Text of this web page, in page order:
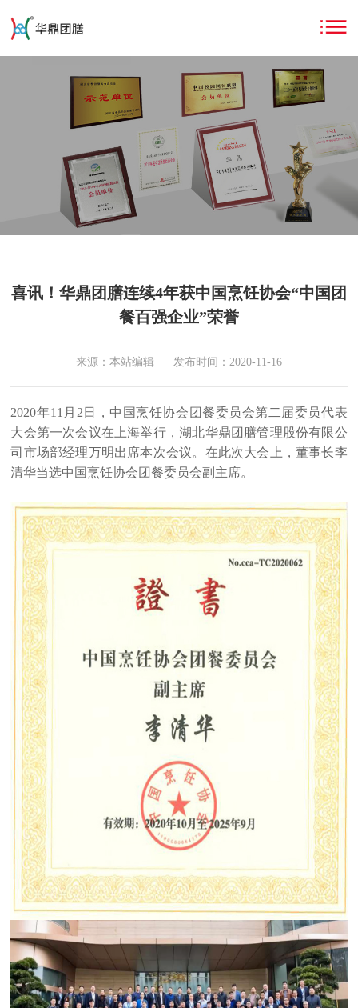
喜讯！华鼎团膳连续4年获中国烹饪协会“中国团
餐百强企业”荣誉
来源：本站编辑 发布时间：2020-11-16
2020年11月2日，中国烹饪协会团餐委员会第二届委员代表
大会第一次会议在上海举行，湖北华鼎团膳管理股份有限公
司市场部经理万明出席本次会议。在此次大会上，董事长李
清华当选中国烹饪协会团餐委员会副主席。